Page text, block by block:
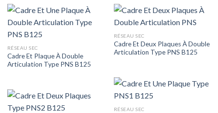
RÉSEAU SEC
Cadre Et Plaque À Double
Articulation Type PNS B125
RÉSEAU SEC
Cadre Et Deux Plaques À Double
Articulation Type PNS B125
RÉSEAU SEC